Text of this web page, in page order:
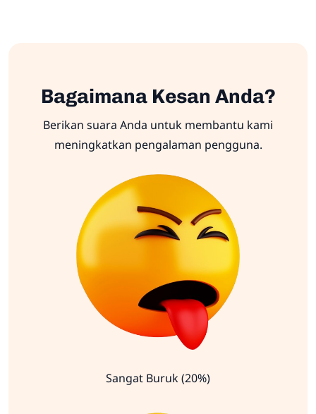
Bagaimana Kesan Anda?
Berikan suara Anda untuk membantu kami
meningkatkan pengalaman pengguna.
Sangat Buruk (20%)